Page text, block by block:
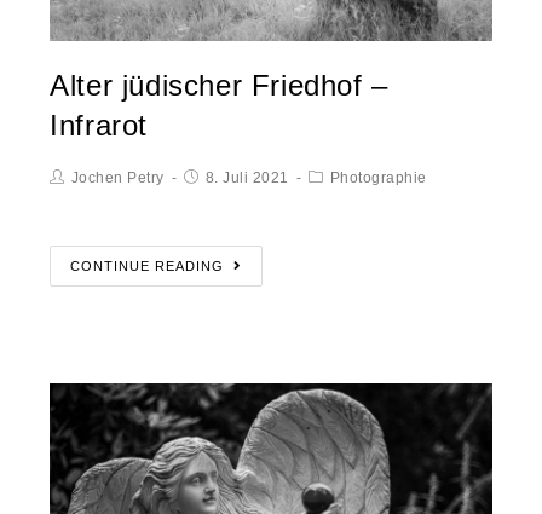
Alter jüdischer Friedhof –
Infrarot
Jochen Petry 8. Juli 2021 Photographie
CONTINUE READING